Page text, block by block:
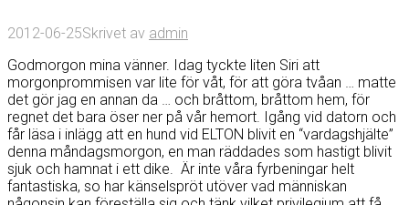
2012-06-25Skrivet av admin
Godmorgon mina vänner. Idag tyckte liten Siri att
morgonprommisen var lite för våt, för att göra tvåan … matte
det gör jag en annan da … och bråttom, bråttom hem, för
regnet det bara öser ner på vår hemort. Igång vid datorn och
får läsa i inlägg att en hund vid ELTON blivit en “vardagshjälte”
denna måndagsmorgon, en man räddades som hastigt blivit
sjuk och hamnat i ett dike. Är inte våra fyrbeningar helt
fantastiska, so har känselspröt utöver vad människan